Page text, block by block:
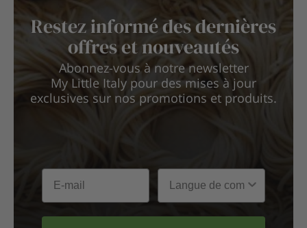
Restez informé des dernières
offres et nouveautés
Abonnez-vous à notre newsletter
My Little Italy pour des mises à jour
exclusives sur nos promotions et produits.